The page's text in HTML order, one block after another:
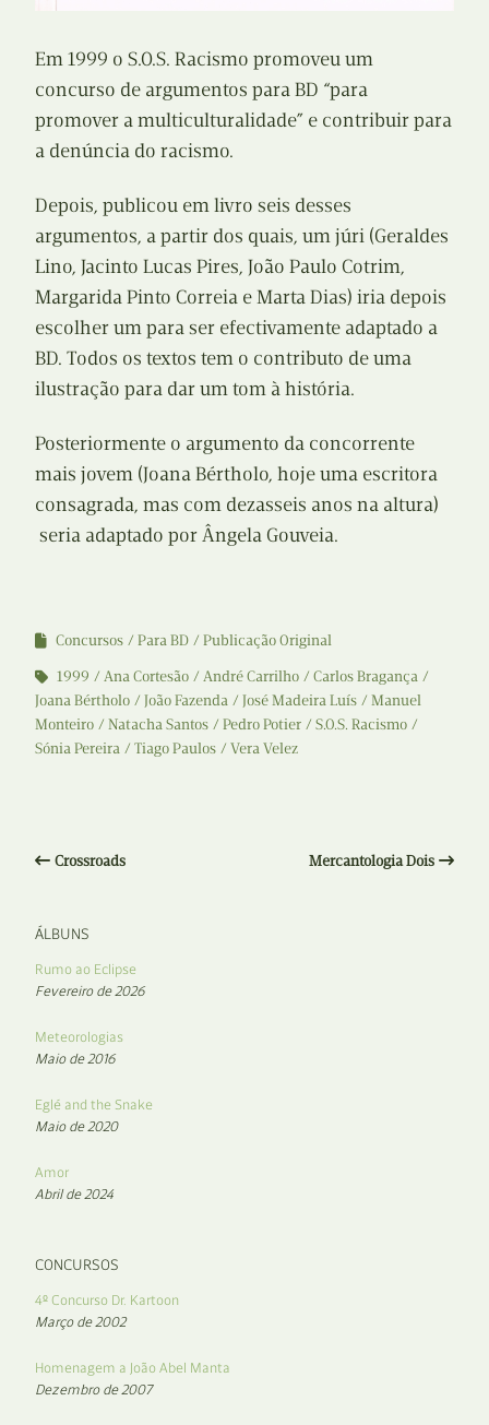
Em 1999 o S.O.S. Racismo promoveu um
concurso de argumentos para BD “para
promover a multiculturalidade” e contribuir para
a denúncia do racismo.
Depois, publicou em livro seis desses
argumentos, a partir dos quais, um júri (Geraldes
Lino, Jacinto Lucas Pires, João Paulo Cotrim,
Margarida Pinto Correia e Marta Dias) iria depois
escolher um para ser efectivamente adaptado a
BD. Todos os textos tem o contributo de uma
ilustração para dar um tom à história.
Posteriormente o argumento da concorrente
mais jovem (Joana Bértholo, hoje uma escritora
consagrada, mas com dezasseis anos na altura)
seria adaptado por Ângela Gouveia.
Concursos Para BD
Publicação Original
1999
Ana Cortesão André Carrilho
Carlos Bragança
Joana Bértholo
João Fazenda José Madeira Luís
Manuel
Monteiro
Natacha Santos Pedro Potier
S.O.S. Racismo
Sónia Pereira
Tiago Paulos Vera Velez
Crossroads Mercantologia Dois
ÁLBUNS
Rumo ao Eclipse
Fevereiro de 2026
Meteorologias
Maio de 2016
Eglé and the Snake
Maio de 2020
Amor
Abril de 2024
CONCURSOS
4º Concurso Dr. Kartoon
Março de 2002
Homenagem a João Abel Manta
Dezembro de 2007